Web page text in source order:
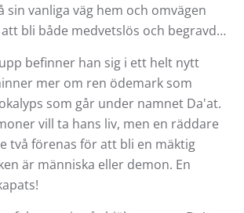
sin vanliga väg hem och omvägen
bli både medvetslös och begravd…
befinner han sig i ett helt nytt
mer om ren ödemark som
som går under namnet Da'at.
vill ta hans liv, men en räddare
två förenas för att bli en mäktig
är människa eller demon. En